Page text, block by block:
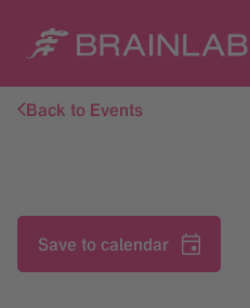
Back to Events
Save to calendar